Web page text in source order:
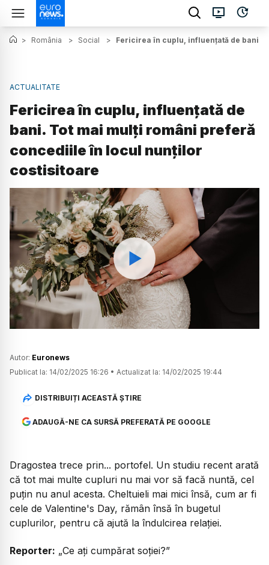
> România > Social > Fericirea în cuplu, influențată de bani.
ACTUALITATE
Fericirea în cuplu, influențată de
bani. Tot mai mulți români preferă
concediile în locul nunților
costisitoare
Watch
Autor: Euronews
Publicat la: 14/02/2025 16:26 • Actualizat la: 14/02/2025 19:44
DISTRIBUIȚI ACEASTĂ ȘTIRE
ADAUGĂ-NE CA SURSĂ PREFERATĂ PE GOOGLE
Dragostea trece prin... portofel. Un studiu recent arată
că tot mai multe cupluri nu mai vor să facă nuntă, cel
puțin nu anul acesta. Cheltuieli mai mici însă, cum ar fi
cele de Valentine's Day, rămân însă în bugetul
cuplurilor, pentru că ajută la îndulcirea relației.
Reporter: „Ce ați cumpărat soției?”